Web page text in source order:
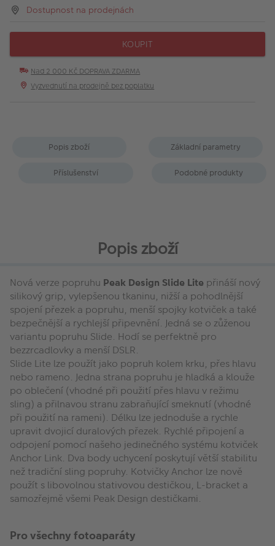
Dostupnost na prodejnách
KOUPIT
Nad 2 000 Kč DOPRAVA ZDARMA
Vyzvednutí na prodejně bez poplatku
Popis zboží Základní parametry
Příslušenství Podobné produkty
Popis zboží
Nová verze popruhu Peak Design Slide Lite přináší nový
silikový grip, vylepšenou tkaninu, nižší a pohodlnější
spojení přezek a popruhu, menší spojky kotviček a také
bezpečnější a rychlejší připevnění. Jedná se o zůženou
variantu popruhu Slide. Hodí se perfektně pro
bezzrcadlovky a menší DSLR.
Slide Lite lze použít jako popruh kolem krku, přes hlavu
nebo rameno. Jedna strana popruhu je hladká a klouže
po oblečení (vhodné při použití přes hlavu v režimu
sling) a přilnavou stranu zabraňující smeknutí (vhodné
při použití na rameni). Délku lze jednoduše a rychle
upravit dvojicí duralových přezek. Rychlé připojení a
odpojení pomocí našeho jedinečného systému kotviček
Anchor Link. Dva body uchycení poskytují větší stabilitu
než tradiční sling popruhy. Kotvičky Anchor lze nově
použít s libovolnou stativovou destičkou, L-bracket a
samozřejmě všemi Peak Design destičkami.
Pro všechny fotoaparáty